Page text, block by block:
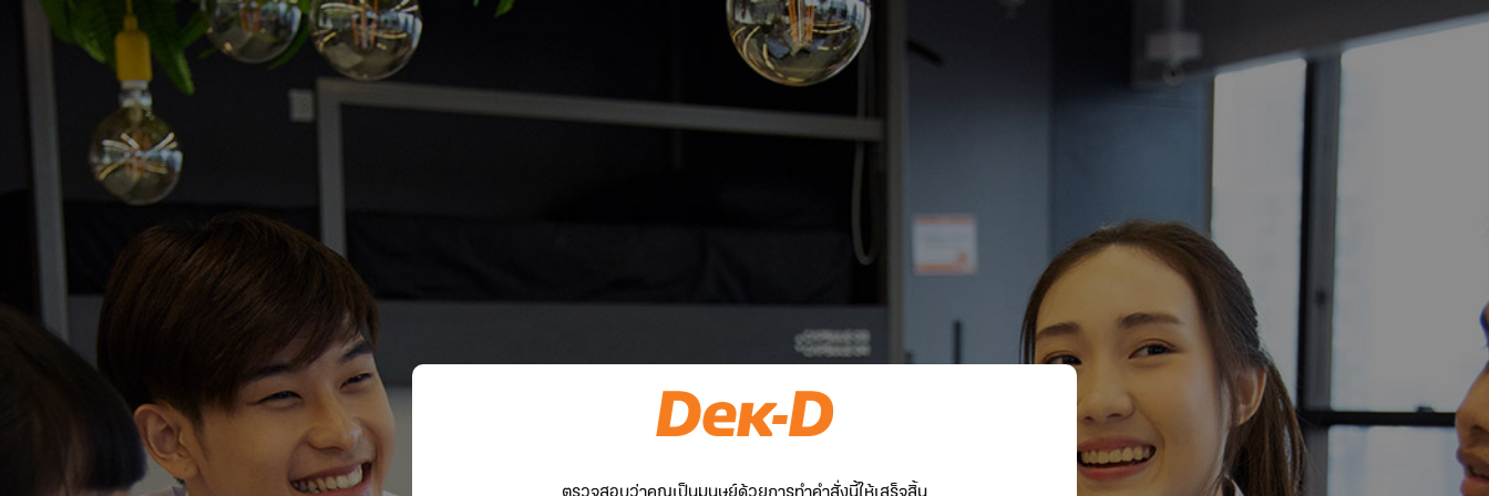
ตรวจสอบว่าคุณเป็นมนุษย์ด้วยการทำคำสั่งนี้ให้เสร็จสิ้น